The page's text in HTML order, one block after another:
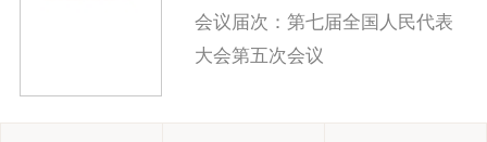
会议届次：第七届全国人民代表
大会第五次会议